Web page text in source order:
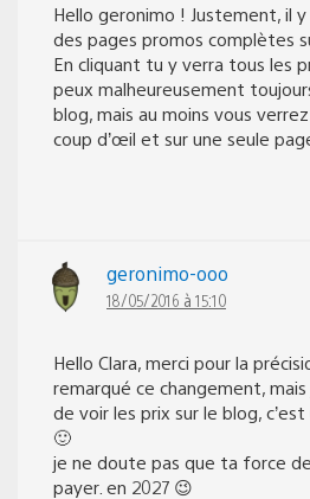
Hello geronimo ! Justement, il
des pages promos complètes
En cliquant tu y verra tous les
peux malheureusement
blog, mais au moins vous
coup d’œil et sur une seule
geronimo-ooo
18/05/2016 à 15:10
Hello Clara, merci pour la
remarqué ce changement,
de voir les prix sur le blog,
🙂
je ne doute pas que ta force
payer. en 2027 😉